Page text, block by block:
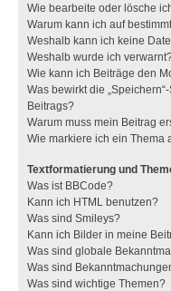
Wie bearbeite oder lösche
Warum kann ich auf
Weshalb kann ich keine
Weshalb wurde ich
Wie kann ich Beiträge den
Was bewirkt die
Beitrags?
Warum muss mein Beitrag
Wie markiere ich ein Thema
Textformatierung und
Was ist BBCode?
Kann ich HTML benutzen?
Was sind Smileys?
Kann ich Bilder in meine
Was sind globale
Was sind
Was sind wichtige Themen?